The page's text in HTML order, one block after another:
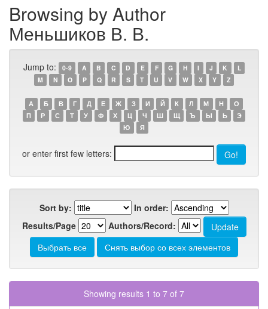
Browsing by Author
Меньшиков В. В.
Jump to: 0-9 A B C D E F G H I J K
L
M
N O P Q R S T U V W X Y Z
А Б В Г Д Е Ж З И Й К Л М Н
О
П
Р С Т У Ф Х Ц Ч Ш Щ Ъ Ы Ь
Э
Ю
Я
or enter first few letters:
Sort by:
In order:
Results/Page
Authors/Record:
Showing results 1 to 7 of 7